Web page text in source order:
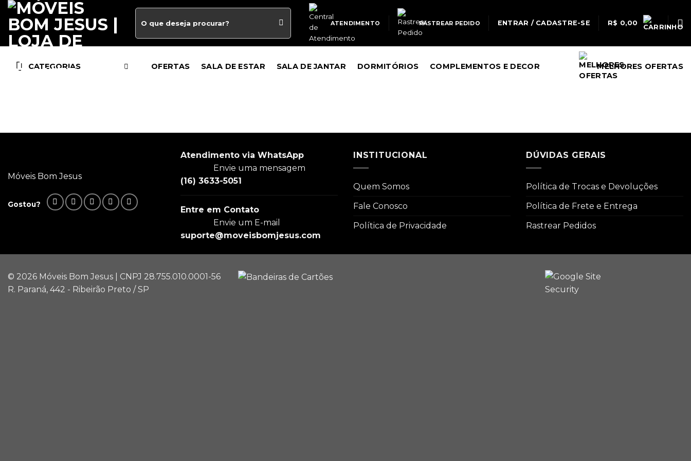
ATENDIMENTO RASTREAR PEDIDO ENTRAR / CADASTRE-SE R$ 0,00
CATEGORIAS OFERTAS SALA DE ESTAR SALA DE JANTAR DORMITÓRIOS COMPLEMENTOS E DECOR MELHORES OFERTAS
Móveis Bom Jesus
Gostou?
Atendimento via WhatsApp
Envie uma mensagem
(16) 3633-5051
Entre em Contato
Envie um E-mail
suporte@moveisbomjesus.com
INSTITUCIONAL
Quem Somos
Fale Conosco
Política de Privacidade
DÚVIDAS GERAIS
Política de Trocas e Devoluções
Política de Frete e Entrega
Rastrear Pedidos
© 2026 Móveis Bom Jesus | CNPJ 28.755.010.0001-56
R. Paraná, 442 - Ribeirão Preto / SP